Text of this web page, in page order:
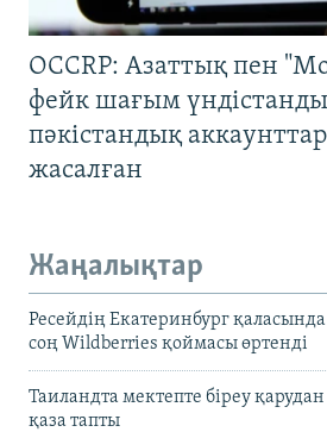
OCCRP: Азаттық пен
фейк шағым
пәкістандық
жасалған
Жаңалықтар
Ресейдің Екатеринбург
соң Wildberries қоймасы өртенді
Таиландта мектепте біреу
қаза тапты